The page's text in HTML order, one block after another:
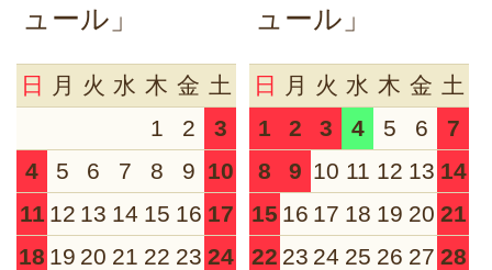
ュール」
日 月 火 水 木 金 土
1
2
3
4
5 6 7 8 9 10
11 12 13 14 15 16 17
18 19 20 21 22 23 24
ュール」
日 月 火 水 木 金 土
1
2 3 4 5 6
7
8
9 10 11 12 13 14
15 16 17 18 19 20 21
22 23 24 25 26 27 28